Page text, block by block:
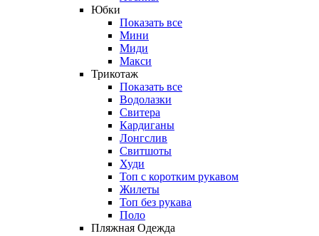
Юбки
Показать все
Мини
Миди
Макси
Трикотаж
Показать все
Водолазки
Свитера
Кардиганы
Лонгслив
Свитшоты
Худи
Топ с коротким рукавом
Жилеты
Топ без рукава
Поло
Пляжная Одежда